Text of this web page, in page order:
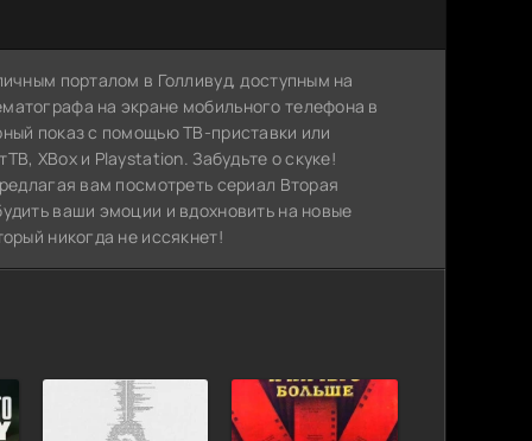
порталом в Голливуд, доступным на
на экране мобильного телефона в
показ с помощью ТВ-приставки или
XBox и Playstation. Забудьте о скуке!
вам посмотреть сериал Вторая
ваши эмоции и вдохновить на новые
никогда не иссякнет!